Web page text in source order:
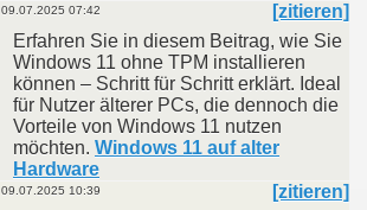
09.07.2025 07:42
[zitieren]
Erfahren Sie in diesem Beitrag, wie Sie
Windows 11 ohne TPM installieren
können – Schritt für Schritt erklärt. Ideal
für Nutzer älterer PCs, die dennoch die
Vorteile von Windows 11 nutzen
möchten. Windows 11 auf alter
Hardware
09.07.2025 10:39
[zitieren]